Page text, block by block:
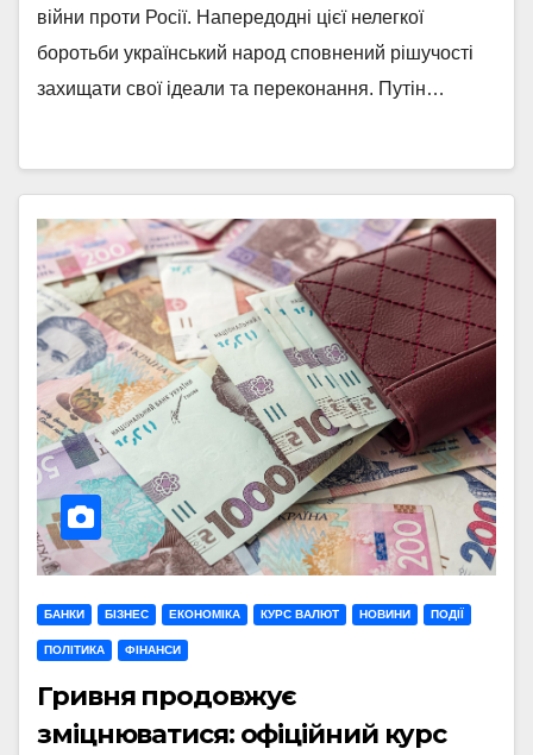
війни проти Росії. Напередодні цієї нелегкої
боротьби український народ сповнений рішучості
захищати свої ідеали та переконання. Путін…
БАНКИ БІЗНЕС ЕКОНОМІКА КУРС ВАЛЮТ НОВИНИ ПОДІЇ
ПОЛІТИКА ФІНАНСИ
Гривня продовжує
зміцнюватися: офіційний курс